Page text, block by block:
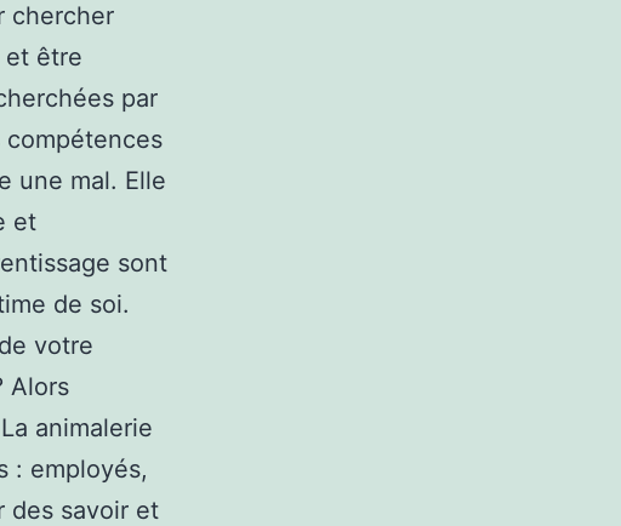
chercher
et être
par
compétences
une mal. Elle
et
sont
de soi.
votre
Alors
animalerie
: employés,
des savoir et